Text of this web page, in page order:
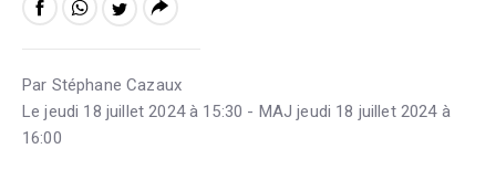
Par Stéphane Cazaux
Le jeudi 18 juillet 2024 à 15:30 - MAJ jeudi 18 juillet 2024 à
16:00